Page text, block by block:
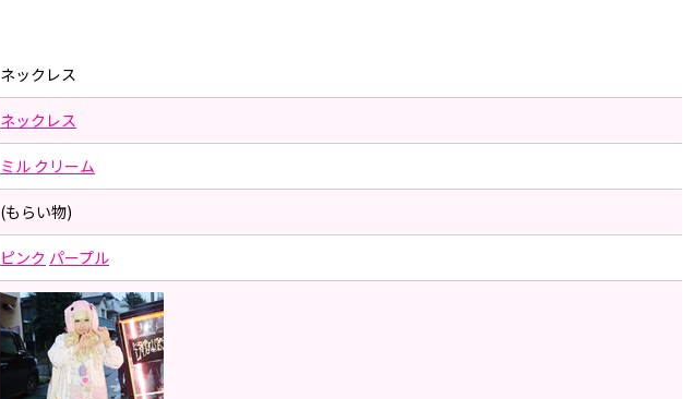
ネックレス
ネックレス
ミル クリーム
(もらい物)
ピンク パープル